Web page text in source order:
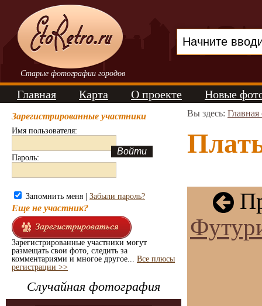
Старые фотографии городов
Главная Карта О проекте Новые
Зарегистрированные участники
Имя пользователя:
Пароль:
Запомнить меня | Забыли пароль?
Еще не участник?
Зарегистрированные участники могут
размещать свои фото, следить за
комментариями и многое другое... Все плюсы
регистрации >>
Случайная фотография
Вы здесь: Главная